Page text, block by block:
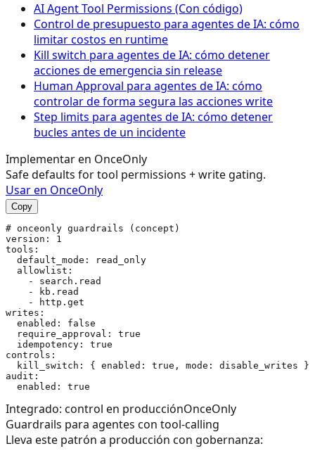
AI Agent Tool Permissions (Con código)
Control de presupuesto para agentes de IA: cómo
limitar costos en runtime
Kill switch para agentes de IA: cómo detener
acciones de emergencia sin release
Human Approval para agentes de IA: cómo
controlar de forma segura las acciones write
Step limits para agentes de IA: cómo detener
bucles antes de un incidente
Implementar en OnceOnly
Safe defaults for tool permissions + write gating.
Usar en OnceOnly
Copy
# onceonly guardrails (concept)
version: 1
tools:
  default_mode: read_only
  allowlist:
    - search.read
    - kb.read
    - http.get
writes:
  enabled: false
  require_approval: true
  idempotency: true
controls:
  kill_switch: { enabled: true, mode: disable_writes }
audit:
Integrado: control en producciónOnceOnly
Guardrails para agentes con tool-calling
Lleva este patrón a producción con gobernanza: